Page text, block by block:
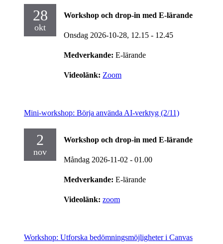
28
okt
Workshop och drop-in med E-lärande
Onsdag 2026-10-28, 12.15 - 12.45
Medverkande: E-lärande
Videolänk: Zoom
Mini-workshop: Börja använda AI-verktyg (2/11)
2
nov
Workshop och drop-in med E-lärande
Måndag 2026-11-02 - 01.00
Medverkande: E-lärande
Videolänk: zoom
Workshop: Utforska bedömningsmöjligheter i Canvas